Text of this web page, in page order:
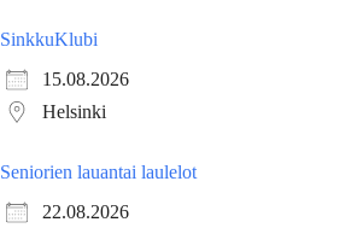
SinkkuKlubi
15.08.2026
Helsinki
Seniorien lauantai laulelot
22.08.2026